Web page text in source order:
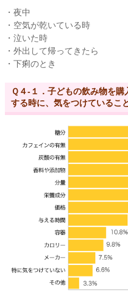
・夜中
・空気が乾いている時
・泣いた時
・外出して帰ってきたら
・下痢のとき
Ｑ４-１．子どもの飲み物を
する時に、気をつけているこ